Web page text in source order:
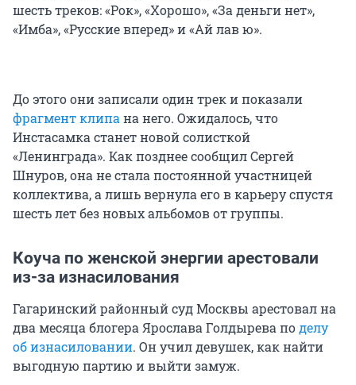
шесть треков: «Рок», «Хорошо», «За деньги нет»,
«Имба», «Русские вперед» и «Ай лав ю».
До этого они записали один трек и показали
фрагмент клипа на него. Ожидалось, что
Инстасамка станет новой солисткой
«Ленинграда». Как позднее сообщил Сергей
Шнуров, она не стала постоянной участницей
коллектива, а лишь вернула его в карьеру спустя
шесть лет без новых альбомов от группы.
Коуча по женской энергии арестовали
из-за изнасилования
Гагаринский районный суд Москвы арестовал на
два месяца блогера Ярослава Голдырева поделу
об изнасиловании. Он учил девушек, как найти
выгодную партию и выйти замуж.